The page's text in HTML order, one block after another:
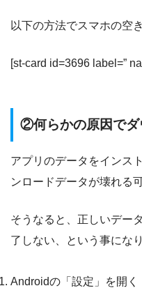
以下の方法でスマホの空
[st-card id=3696 label=”
②何らかの原因でダ
アプリのデータをインス
ンロードデータが壊れる
そうなると、正しいデー
了しない、という事になり
Androidの「設定」を開く